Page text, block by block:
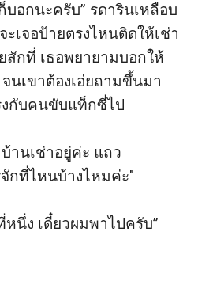
บอกนะครับ” รดารินเหลือบ
เจอป้ายตรงไหนติดให้เช่า
สักที่ เธอพยายามบอกให้
เขาต้องเอ่ยถามขึ้นมา
กับคนขับแท็กซี่ไป
านเช่าอยู่ค่ะ แถว
กที่ไหนบ้างไหมค่ะ"
หนึ่ง เดี๋ยวผมพาไปครับ”